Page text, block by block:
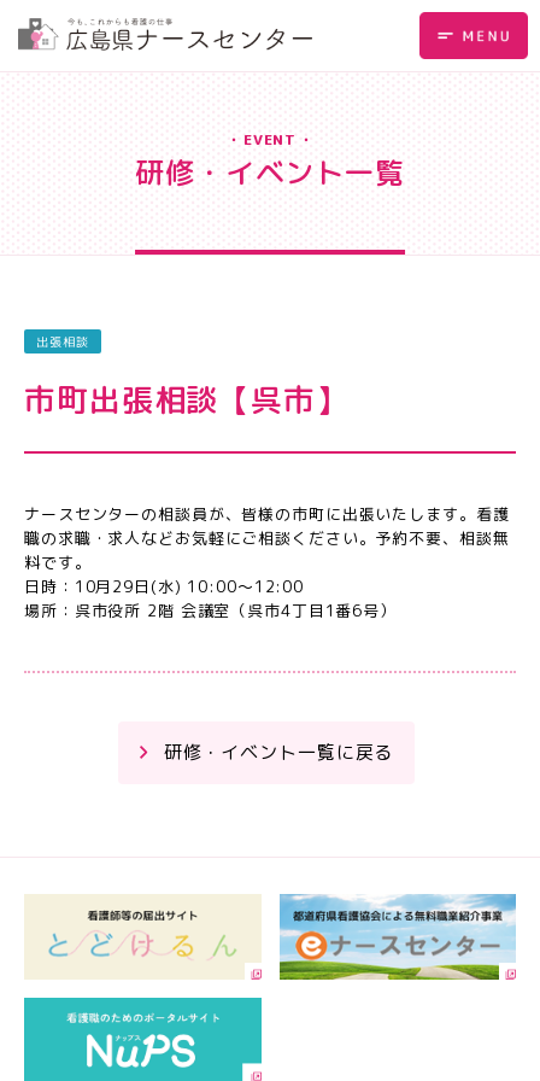
EVENT
研修・イベント一覧
出張相談
市町出張相談【呉市】
ナースセンターの相談員が、皆様の市町に出張いたします。看護
職の求職・求人などお気軽にご相談ください。予約不要、相談無
料です。
日時：10月29日(水) 10:00～12:00
場所：呉市役所 2階 会議室（呉市4丁目1番6号）
研修・イベント一覧に戻る